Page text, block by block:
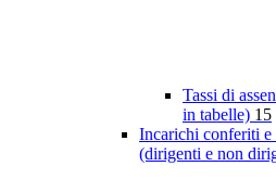
Tassi di
in tabelle) 15
Incarichi conferiti e
(dirigenti e non